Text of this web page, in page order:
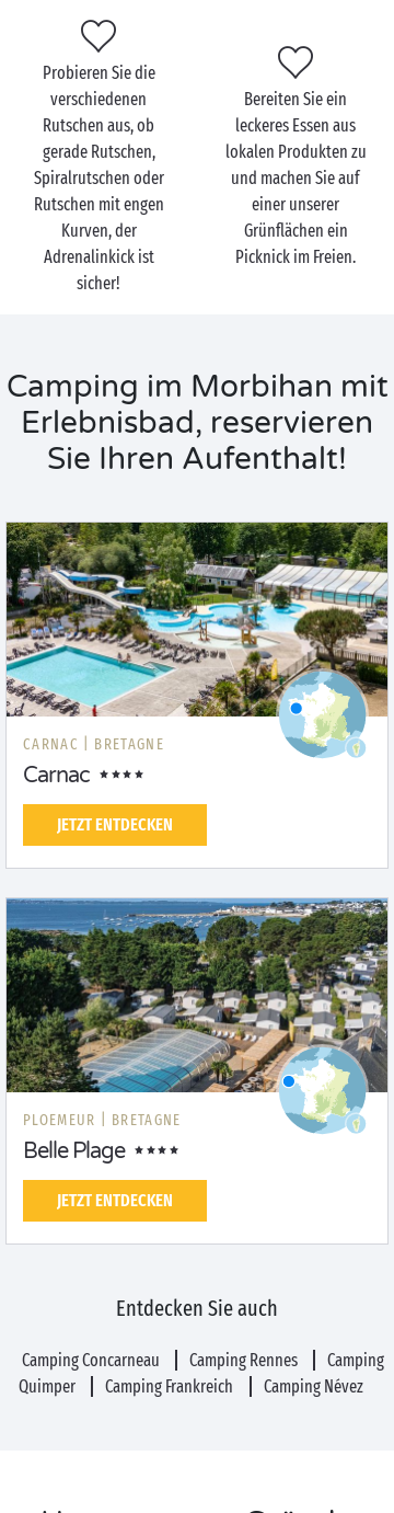
Vollgepackte Tage, die Ihnen kostbare Erinnerungen
bescheren, erwarten Sie!
Probieren Sie die
verschiedenen
Rutschen aus, ob
gerade Rutschen,
Spiralrutschen oder
Rutschen mit engen
Kurven, der
Adrenalinkick ist
sicher!
Bereiten Sie ein
leckeres Essen aus
lokalen Produkten zu
und machen Sie auf
einer unserer
Grünflächen ein
Picknick im Freien.
Camping im Morbihan mit
Erlebnisbad, reservieren
Sie Ihren Aufenthalt!
CARNAC | BRETAGNE
Carnac
JETZT ENTDECKEN
PLOEMEUR | BRETAGNE
Belle Plage
JETZT ENTDECKEN
Entdecken Sie auch
Camping Concarneau Camping Rennes
Camping
Quimper
Camping Frankreich Camping Névez